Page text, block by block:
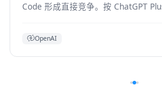
Code 形成直接竞争。按 ChatGPT
OpenAI